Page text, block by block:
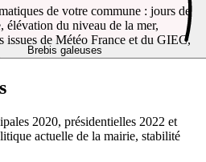
Brebis galeuses
de votre commune : jours de
élévation du niveau de la mer,
issues de Météo France et du GIEC,
2020, présidentielles 2022 et
actuelle de la mairie, stabilité